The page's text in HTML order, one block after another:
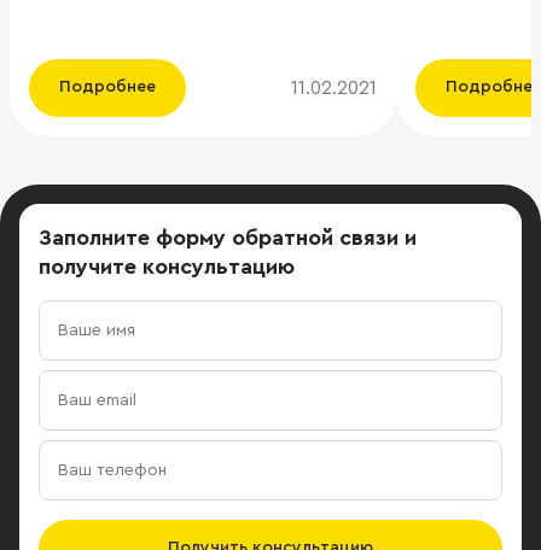
арендовала офис площадью 6 050
кв.м. в технопарке «Отрадное» по
компания ILM. ИнфоТеКС —
производитель
высокотехнологичных программных
и программно-аппаратных средств
защиты информации, в продуктовый
портфель на данный момент входит
более 50 продуктов. Таким образом
офисное помещение должно было
соответствовать определенным
требованиям по инженерии и
подходящим объектом, отвечающим
Подробнее 11.02.2021
Сделка
участии
Проданный
последнем
280,26 кв. м,
окон
жилой дом,
Подробнее
Заполните форму обратной связи и
получите консультацию